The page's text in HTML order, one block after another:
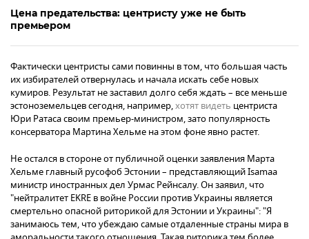
Цена предательства: центристу уже не быть
премьером
Фактически центристы сами повинны в том, что большая часть
их избирателей отвернулась и начала искать себе новых
кумиров. Результат не заставил долго себя ждать – все меньше
эстоноземельцев сегодня, например,хотят видеть центриста
Юри Ратаса своим премьер-министром, зато популярность
консерватора Мартина Хельме на этом фоне явно растет.
Не остался в стороне от публичной оценки заявления Марта
Хельме главный русофоб Эстонии – представляющий Isamaa
министр иностранных дел Урмас Рейнсалу. Он заявил, что
"нейтралитет EKRE в войне России против Украины является
смертельно опасной риторикой для Эстонии и Украины": "Я
занимаюсь тем, что убеждаю самые отдаленные страны мира в